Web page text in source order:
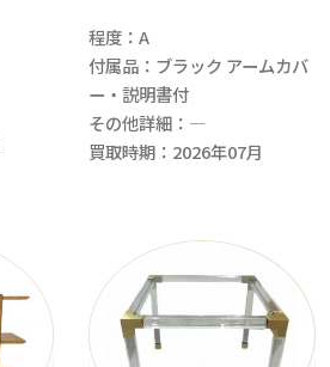
程度：A
付属品：ブラック アームカバ
ー・説明書付
その他詳細：―
買取時期：2026年07月